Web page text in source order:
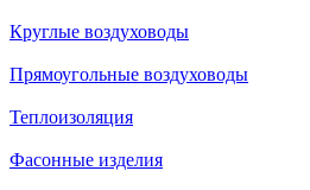
Круглые воздуховоды
Прямоугольные воздуховоды
Теплоизоляция
Фасонные изделия